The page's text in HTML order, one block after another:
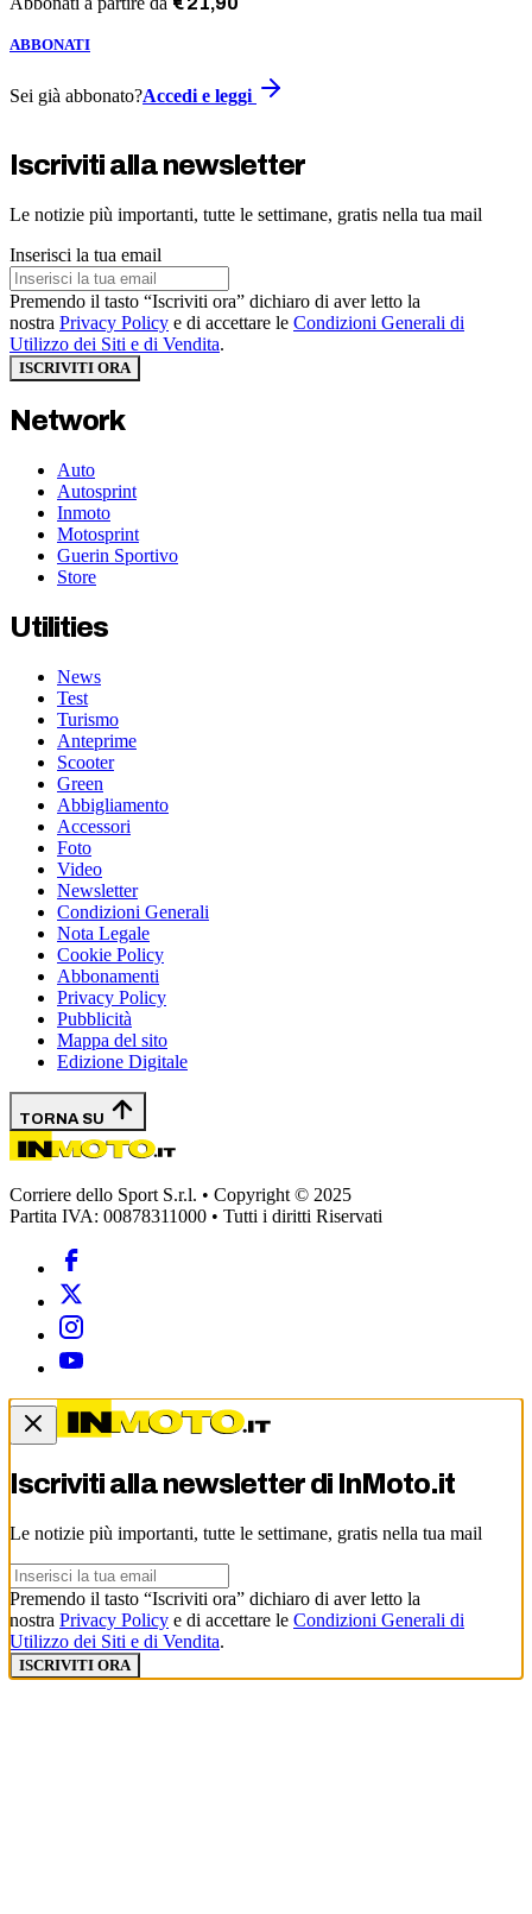
ABBONATI
Sei già abbonato?Accedi e leggi
Iscriviti alla newsletter
Le notizie più importanti, tutte le settimane, gratis nella tua mail
Inserisci la tua email
Premendo il tasto “Iscriviti ora” dichiaro di aver letto la
nostra Privacy Policy e di accettare le Condizioni Generali di
Utilizzo dei Siti e di Vendita.
ISCRIVITI ORA
Network
Auto
Autosprint
Inmoto
Motosprint
Guerin Sportivo
Store
Utilities
News
Test
Turismo
Anteprime
Scooter
Green
Abbigliamento
Accessori
Foto
Video
Newsletter
Condizioni Generali
Nota Legale
Cookie Policy
Abbonamenti
Privacy Policy
Pubblicità
Mappa del sito
Edizione Digitale
TORNA SU
Corriere dello Sport S.r.l. • Copyright © 2025
Partita IVA: 00878311000 • Tutti i diritti Riservati
Iscriviti alla newsletter di InMoto.it
Le notizie più importanti, tutte le settimane, gratis nella tua mail
Premendo il tasto “Iscriviti ora” dichiaro di aver letto la
nostra Privacy Policy e di accettare le Condizioni Generali di
Utilizzo dei Siti e di Vendita.
ISCRIVITI ORA